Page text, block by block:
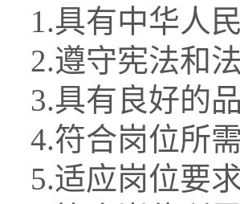
1.具有中华人
2.遵守宪法和
3.具有良好的
4.符合岗位所
5.适应岗位要